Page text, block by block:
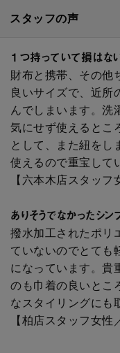
スタッフの声
１つ持っていて損はな
財布と携帯、その他
良いサイズで、近所
んでしまいます。洗
気にせず使えるとこ
として、また紐をし
使えるので重宝して
【六本木店スタッフ
ありそうでなかったシ
撥水加工されたポリ
ていないのでとても
になっています。貴
のも巾着の良いとこ
なスタイリングにも
【柏店スタッフ女性